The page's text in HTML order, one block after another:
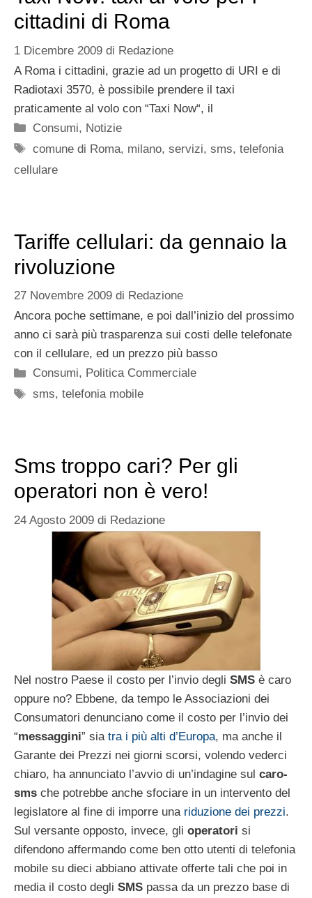
cittadini di Roma
1 Dicembre 2009 di Redazione
A Roma i cittadini, grazie ad un progetto di URI e di
Radiotaxi 3570, è possibile prendere il taxi
praticamente al volo con “Taxi Now“, il
Categorie
Consumi, Notizie
Tag
comune di Roma, milano,servizi,sms,telefonia
cellulare
Tariffe cellulari: da gennaio la
rivoluzione
27 Novembre 2009 di Redazione
Ancora poche settimane, e poi dall’inizio del prossimo
anno ci sarà più trasparenza sui costi delle telefonate
con il cellulare, ed un prezzo più basso
Categorie
Consumi, Politica Commerciale
Tag
sms,telefonia mobile
Sms troppo cari? Per gli
operatori non è vero!
24 Agosto 2009 di Redazione
Nel nostro Paese il costo per l’invio degli SMS è caro
oppure no? Ebbene, da tempo le Associazioni dei
Consumatori denunciano come il costo per l’invio dei
“messaggini” sia tra i più alti d’Europa, ma anche il
Garante dei Prezzi nei giorni scorsi, volendo vederci
chiaro, ha annunciato l’avvio di un’indagine sul caro-
sms che potrebbe anche sfociare in un intervento del
legislatore al fine di imporre una riduzione dei prezzi.
Sul versante opposto, invece, gli operatori si
difendono affermando come ben otto utenti di telefonia
mobile su dieci abbiano attivate offerte tali che poi in
media il costo degli SMS passa da un prezzo base di